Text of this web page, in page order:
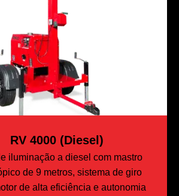
RV 4000 (diesel)
iluminação a diesel com mastro
de 9 metros, sistema de giro
de alta eficiência e autonomia